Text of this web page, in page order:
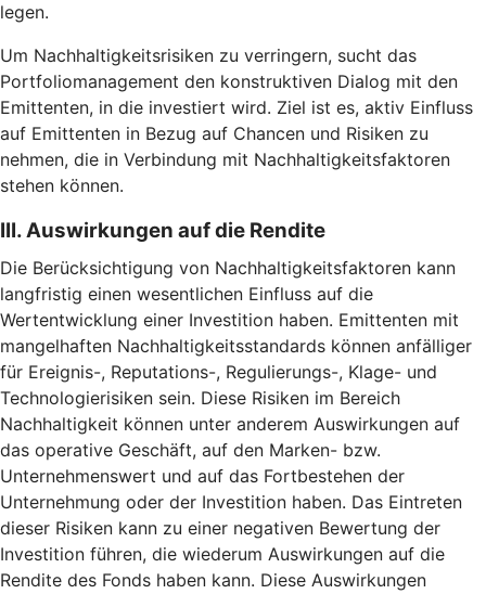
legen.
Um Nachhaltigkeitsrisiken zu verringern, sucht das
Portfoliomanagement den konstruktiven Dialog mit den
Emittenten, in die investiert wird. Ziel ist es, aktiv Einfluss
auf Emittenten in Bezug auf Chancen und Risiken zu
nehmen, die in Verbindung mit Nachhaltigkeitsfaktoren
stehen können.
III. Auswirkungen auf die Rendite
Die Berücksichtigung von Nachhaltigkeitsfaktoren kann
langfristig einen wesentlichen Einfluss auf die
Wertentwicklung einer Investition haben. Emittenten mit
mangelhaften Nachhaltigkeitsstandards können anfälliger
für Ereignis-, Reputations-, Regulierungs-, Klage- und
Technologierisiken sein. Diese Risiken im Bereich
Nachhaltigkeit können unter anderem Auswirkungen auf
das operative Geschäft, auf den Marken- bzw.
Unternehmenswert und auf das Fortbestehen der
Unternehmung oder der Investition haben. Das Eintreten
dieser Risiken kann zu einer negativen Bewertung der
Investition führen, die wiederum Auswirkungen auf die
Rendite des Fonds haben kann. Diese Auswirkungen